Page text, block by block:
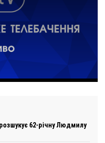
62-річну Людмилу